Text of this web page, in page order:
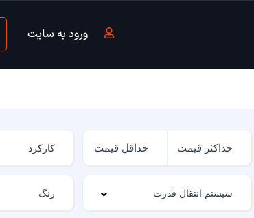
ورود به سایت